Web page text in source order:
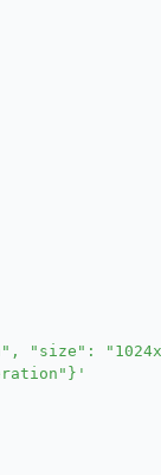
"size":